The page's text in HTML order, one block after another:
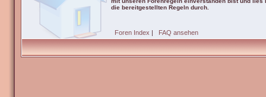
die bereitgestellten Regeln durch.
Foren Index | FAQ ansehen